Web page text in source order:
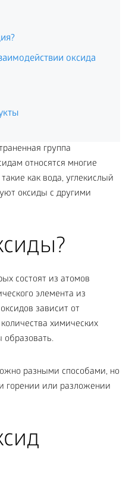
оксида
группа
относятся многие
как вода, углекислый
оксиды с другими
состоят из атомов
элемента из
зависит от
химических
образовать.
разными способами, но
горении или разложении